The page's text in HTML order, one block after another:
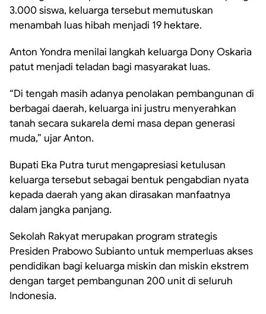
3.000 siswa, keluarga tersebut memutuskan
menambah luas hibah menjadi 19 hektare.
Anton Yondra menilai langkah keluarga Dony Oskaria
patut menjadi teladan bagi masyarakat luas.
“Di tengah masih adanya penolakan pembangunan di
berbagai daerah, keluarga ini justru menyerahkan
tanah secara sukarela demi masa depan generasi
muda,” ujar Anton.
Bupati Eka Putra turut mengapresiasi ketulusan
keluarga tersebut sebagai bentuk pengabdian nyata
kepada daerah yang akan dirasakan manfaatnya
dalam jangka panjang.
Sekolah Rakyat merupakan program strategis
Presiden Prabowo Subianto untuk memperluas akses
pendidikan bagi keluarga miskin dan miskin ekstrem
dengan target pembangunan 200 unit di seluruh
Indonesia.